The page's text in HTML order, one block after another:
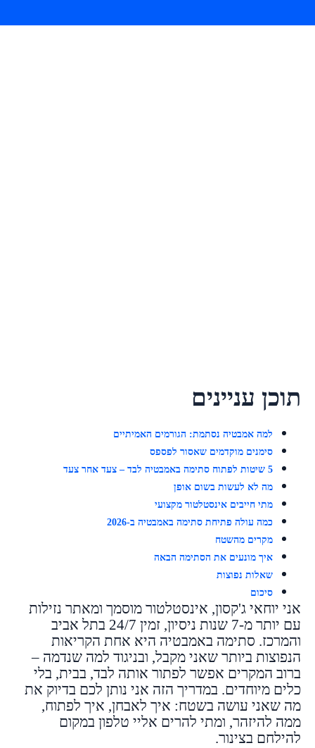
תוכן עניינים
למה אמבטיה נסתמת: הגורמים האמיתיים
סימנים מוקדמים שאסור לפספס
5 שיטות לפתוח סתימה באמבטיה לבד – צעד אחר צעד
מה לא לעשות בשום אופן
מתי חייבים אינסטלטור מקצועי
כמה עולה פתיחת סתימה באמבטיה ב-2026
מקרים מהשטח
איך מונעים את הסתימה הבאה
שאלות נפוצות
סיכום
אני יוחאי ג'קסון, אינסטלטור מוסמך ומאתר נזילות
עם יותר מ-7 שנות ניסיון, זמין 24/7 בתל אביב
והמרכז. סתימה באמבטיה היא אחת הקריאות
הנפוצות ביותר שאני מקבל, ובניגוד למה שנדמה –
ברוב המקרים אפשר לפתור אותה לבד, בבית, בלי
כלים מיוחדים. במדריך הזה אני נותן לכם בדיוק את
מה שאני עושה בשטח: איך לאבחן, איך לפתוח,
ממה להיזהר, ומתי להרים אליי טלפון במקום
להילחם בצינור.